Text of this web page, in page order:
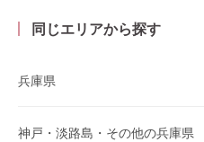
同じエリアから探す
兵庫県
神戸・淡路島・その他の兵庫県